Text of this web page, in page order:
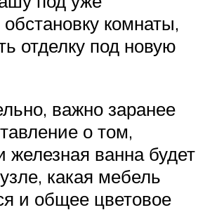
комнаты,
отделку под новую
важно заранее
о том,
железная ванна будет
какая мебель
и общее цветовое